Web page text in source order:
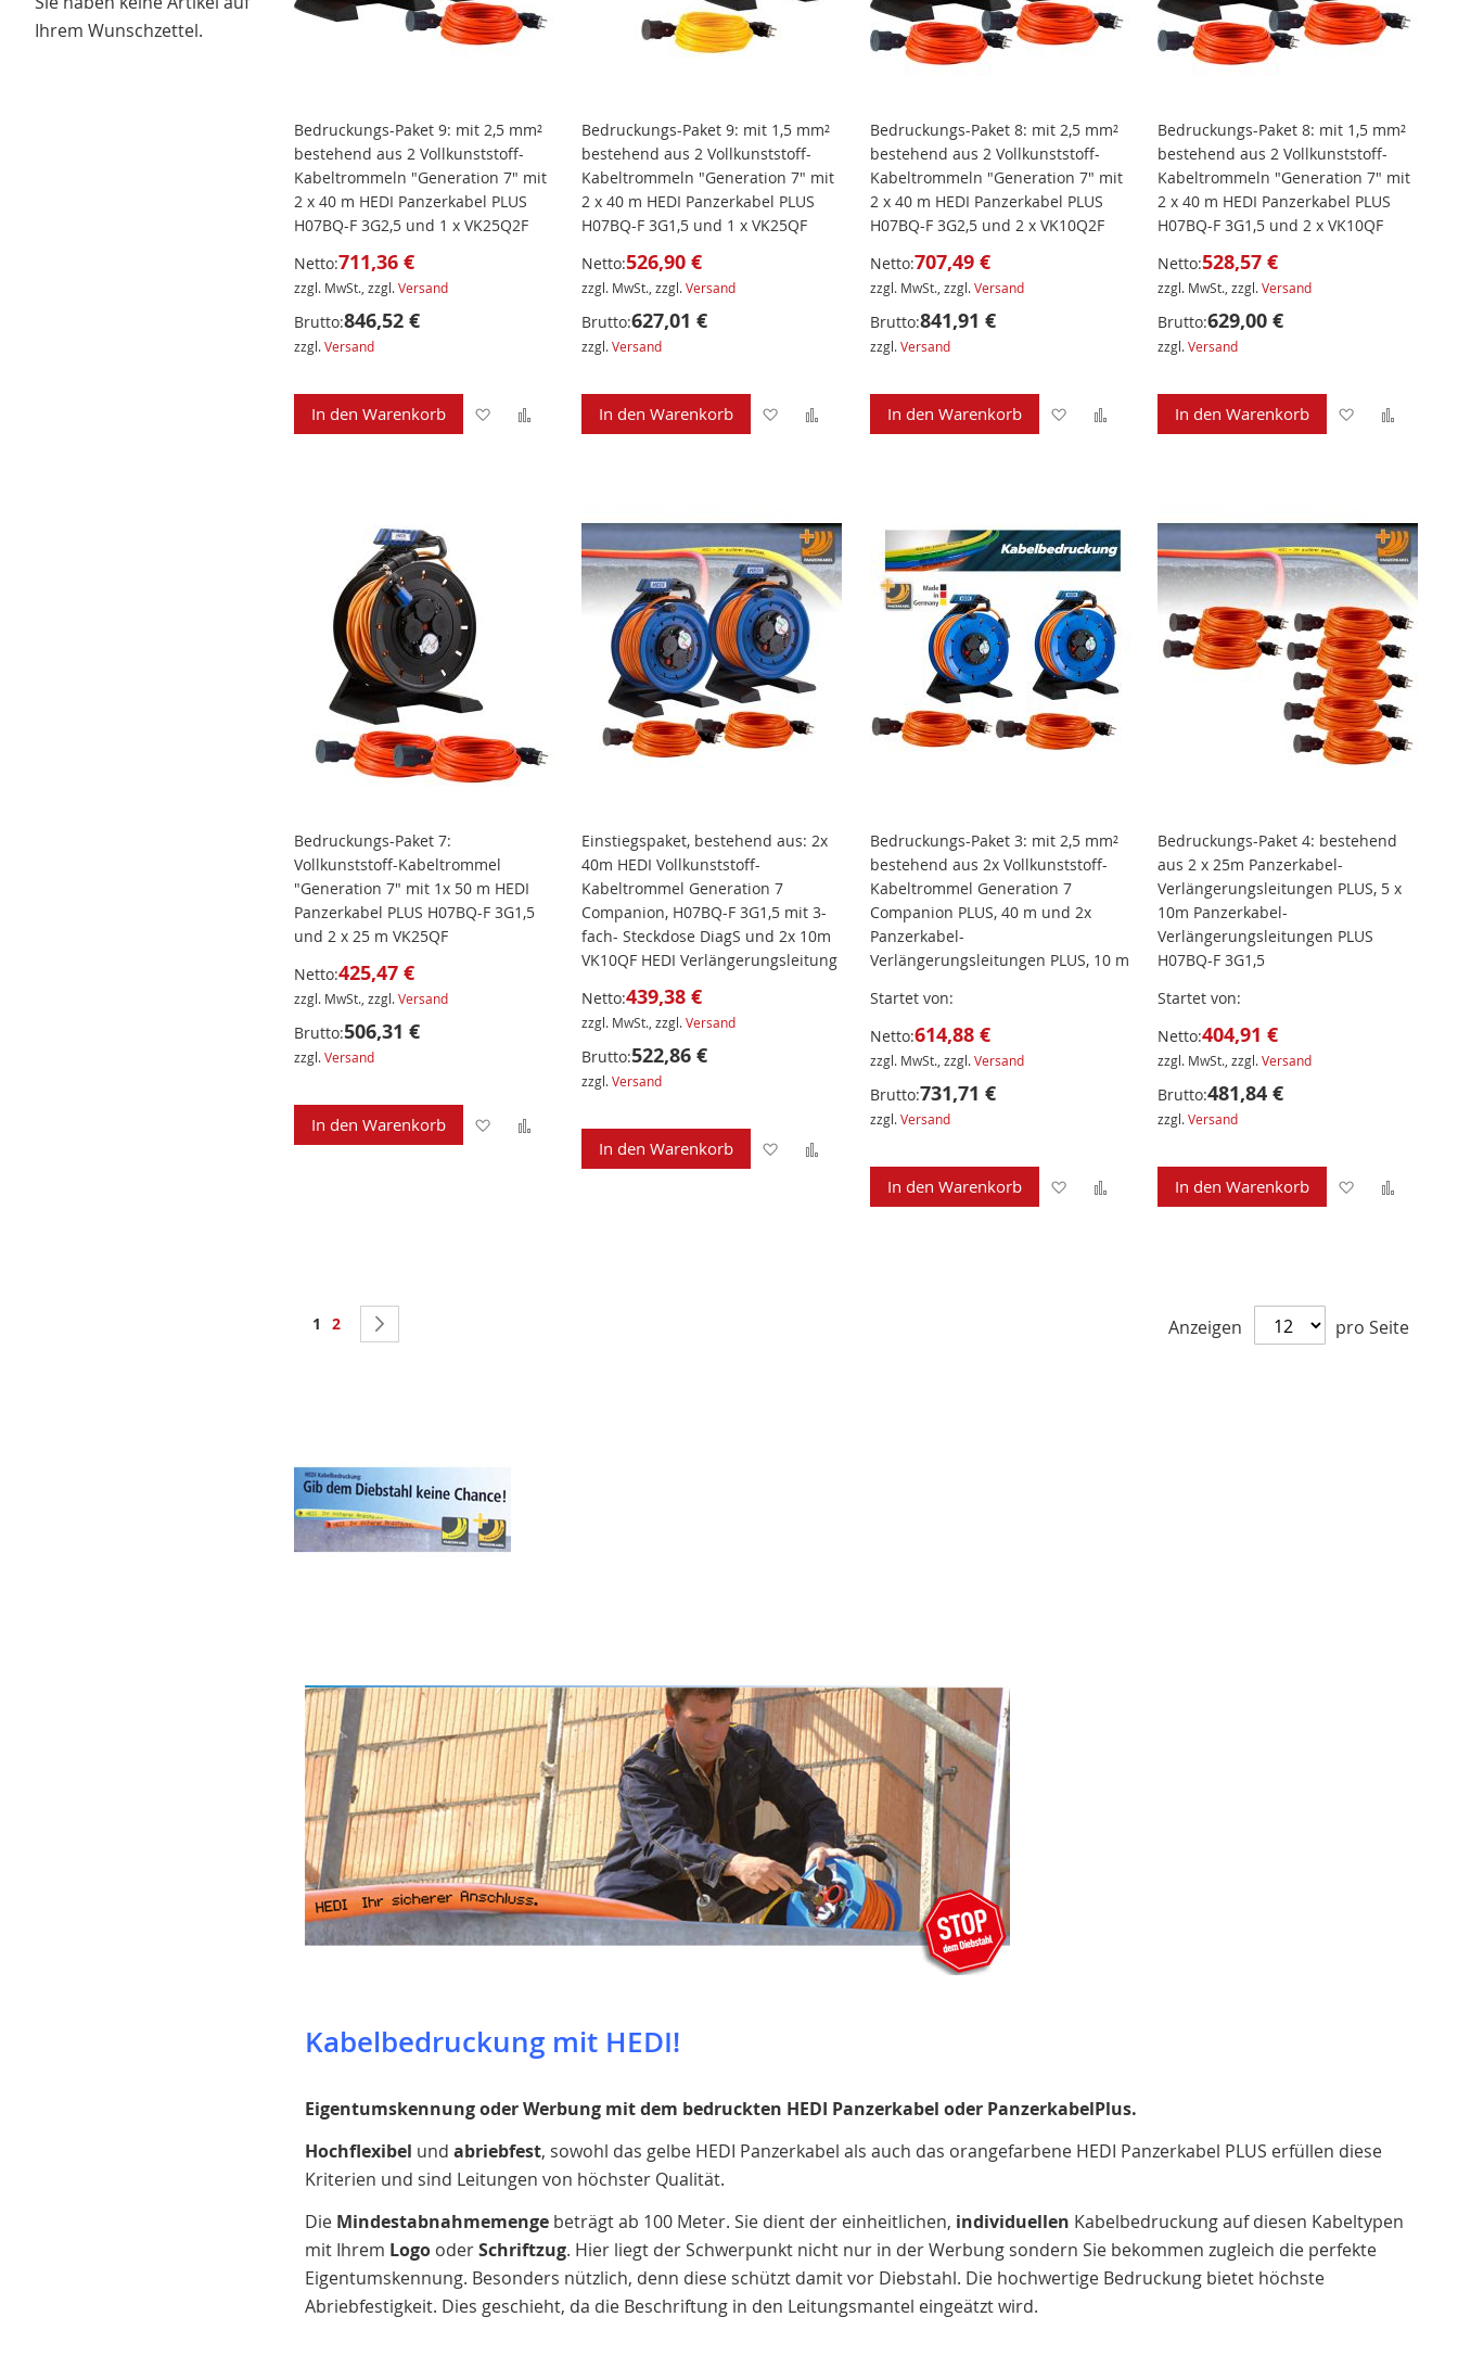
Bedruckungs-Paket 9: mit 2,5 mm²
bestehend aus 2 Vollkunststoff-
Kabeltrommeln "Generation 7" mit
2 x 40 m HEDI Panzerkabel PLUS
H07BQ-F 3G2,5 und 1 x VK25Q2F
Netto:711,36 €
zzgl. MwSt., zzgl.Versand
Brutto:846,52 €
zzgl.Versand
In den Warenkorb
Zur
Bedruckungs-Paket 9: mit 1,5 mm²
bestehend aus 2 Vollkunststoff-
Kabeltrommeln "Generation 7" mit
2 x 40 m HEDI Panzerkabel PLUS
H07BQ-F 3G1,5 und 1 x VK25QF
Netto:526,90 €
zzgl. MwSt., zzgl.Versand
Brutto:627,01 €
zzgl.Versand
In den Warenkorb
Zur
Bedruckungs-Paket 8: mit 2,5 mm²
bestehend aus 2 Vollkunststoff-
Kabeltrommeln "Generation 7" mit
2 x 40 m HEDI Panzerkabel PLUS
H07BQ-F 3G2,5 und 2 x VK10Q2F
Netto:707,49 €
zzgl. MwSt., zzgl.Versand
Brutto:841,91 €
zzgl.Versand
In den Warenkorb
Zur
Bedruckungs-Paket 8: mit 1,5 mm²
bestehend aus 2 Vollkunststoff-
Kabeltrommeln "Generation 7" mit
2 x 40 m HEDI Panzerkabel PLUS
H07BQ-F 3G1,5 und 2 x VK10QF
Netto:528,57 €
zzgl. MwSt., zzgl.Versand
Brutto:629,00 €
zzgl.Versand
In den Warenkorb
Zur
Bedruckungs-Paket 7:
Vollkunststoff-Kabeltrommel
"Generation 7" mit 1x 50 m HEDI
Panzerkabel PLUS H07BQ-F 3G1,5
und 2 x 25 m VK25QF
Netto:425,47 €
zzgl. MwSt., zzgl.Versand
Brutto:506,31 €
zzgl.Versand
In den Warenkorb
Zur
Vergleichsliste
Einstiegspaket, bestehend aus: 2x
40m HEDI Vollkunststoff-
Kabeltrommel Generation 7
Companion, H07BQ-F 3G1,5 mit 3-
fach- Steckdose DiagS und 2x 10m
VK10QF HEDI Verlängerungsleitung
Netto:439,38 €
zzgl. MwSt., zzgl.Versand
Brutto:522,86 €
zzgl.Versand
In den Warenkorb
Zur
Vergleichsliste
Bedruckungs-Paket 3: mit 2,5 mm²
bestehend aus 2x Vollkunststoff-
Kabeltrommel Generation 7
Companion PLUS, 40 m und 2x
Panzerkabel-
Verlängerungsleitungen PLUS, 10 m
Startet von
Netto:614,88 €
zzgl. MwSt., zzgl.Versand
Brutto:731,71 €
zzgl.Versand
In den Warenkorb
Zur
Bedruckungs-Paket 4: bestehend
aus 2 x 25m Panzerkabel-
Verlängerungsleitungen PLUS, 5 x
10m Panzerkabel-
Verlängerungsleitungen PLUS
H07BQ-F 3G1,5
Startet von
Netto:404,91 €
zzgl. MwSt., zzgl.Versand
Brutto:481,84 €
zzgl.Versand
In den Warenkorb
Zur
Seite
Sie lesen gerade Seite
1 Seite
2 Anzeigen pro Seite
Kabelbedruckung mit HEDI!
Eigentumskennung oder Werbung mit dem bedruckten HEDI Panzerkabel oder PanzerkabelPlus.
Hochflexibel und abriebfest, sowohl das gelbe HEDI Panzerkabel als auch das orangefarbene HEDI Panzerkabel PLUS erfüllen diese
Kriterien und sind Leitungen von höchster Qualität.
Die Mindestabnahmemengebeträgt ab 100 Meter. Sie dient der einheitlichen, individuellen Kabelbedruckung auf diesen Kabeltypen
mit Ihrem LogooderSchriftzug. Hier liegt der Schwerpunkt nicht nur in der Werbung sondern Sie bekommen zugleich die perfekte
Eigentumskennung. Besonders nützlich, denn diese schützt damit vor Diebstahl. Die hochwertige Bedruckung bietet höchste
Abriebfestigkeit. Dies geschieht, da die Beschriftung in den Leitungsmantel eingeätzt wird.
Ihrem Wunschzettel.